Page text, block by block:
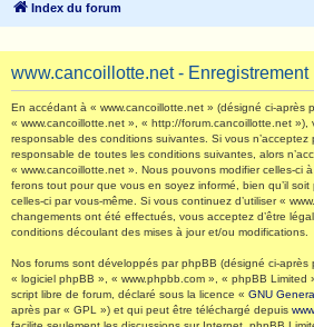
Index du forum
www.cancoillotte.net - Enregistrement
En accédant à « www.cancoillotte.net » (désigné ci-après
« www.cancoillotte.net », « http://forum.cancoillotte.net »),
responsable des conditions suivantes. Si vous n’acceptez
responsable de toutes les conditions suivantes, alors
« www.cancoillotte.net ». Nous pouvons modifier celles-ci
ferons tout pour que vous en soyez informé, bien qu’il
celles-ci par vous-même. Si vous continuez d’utiliser «
changements ont été effectués, vous acceptez d’être
conditions découlant des mises à jour et/ou modifications.
Nos forums sont développés par phpBB (désigné ci-après
« logiciel phpBB », « www.phpbb.com », « phpBB
script libre de forum, déclaré sous la licence « GNU
après par « GPL ») et qui peut être téléchargé depuis